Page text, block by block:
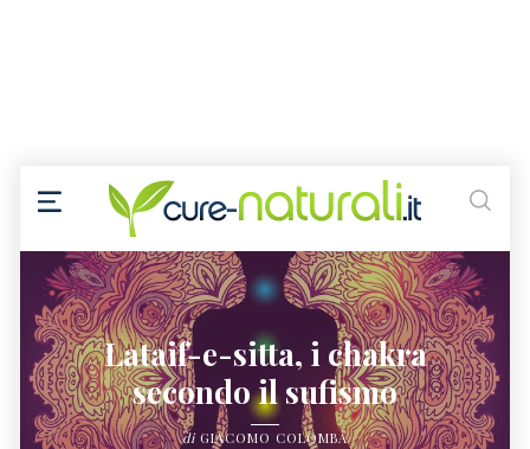
Lataif-e-sitta, i chakra
secondo il sufismo
di GIACOMO COLOMBA